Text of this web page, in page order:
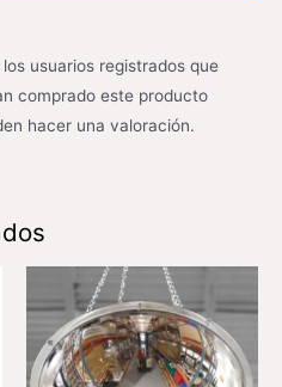
los usuarios registrados que
comprado este producto
hacer una valoración.